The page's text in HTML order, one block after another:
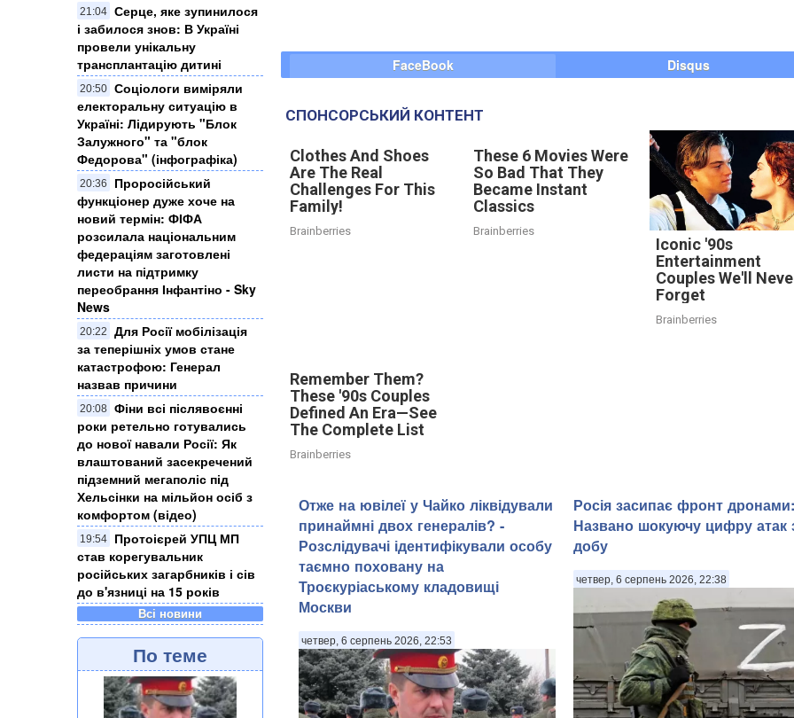
21:04 Серце, яке зупинилося
і забилося знов: В Україні
провели унікальну
трансплантацію дитині
20:50 Соціологи виміряли
електоральну ситуацію в
Україні: ​Лідирують "Блок
Залужного" та "блок
Федорова" (інфографіка)
20:36
Проросійський
функціонер дуже хоче на
новий термін: ФІФА
розсилала національним
федераціям заготовлені
листи на підтримку
переобрання Інфантіно - Sky
News
20:22
Для Росії мобілізація
за теперішніх умов стане
катастрофою: Генерал
назвав причини
20:08 Фіни всі післявоєнні
роки ретельно готувались
до нової навали Росії: Як
влаштований засекречений
підземний мегаполіс під
Хельсінки на мільйон осіб з
комфортом (відео)
19:54
Протоієрей УПЦ МП
став корегувальник
російських загарбників і сів
до в'язниці на 15 років
Всі новини
По теме
FaceBook Disqus
СПОНСОРСЬКИЙ КОНТЕНТ
Clothes And Shoes
Are The Real
Challenges For This
Family!
Brainberries
These 6 Movies Were
So Bad That They
Became Instant
Classics
Brainberries
Iconic '90s
Entertainment
Couples We'll
Forget
Brainberries
Remember Them?
These '90s Couples
Defined An Era—See
The Complete List
Brainberries
Отже на ювілеї у Чайко ліквідували
принаймні двох генералів? -
Розслідувачі ідентифікували особу
таємно поховану на
Троєкуріаському кладовищі
Москви
четвер, 6 серпень 2026, 22:53
Росія засипає фронт дронами:
Названо шокуючу цифру атак
добу
четвер, 6 серпень 2026, 22:38